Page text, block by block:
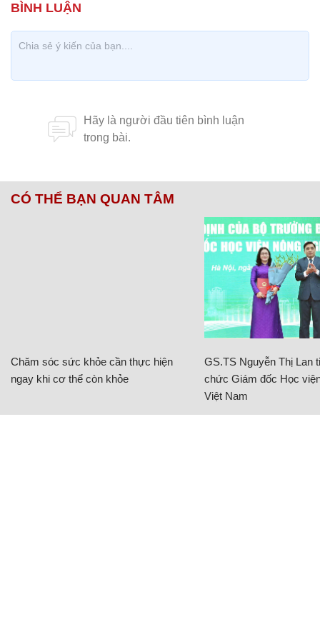
CÓ THỂ BẠN QUAN TÂM
Chăm sóc sức khỏe cần thực hiện
ngay khi cơ thể còn khỏe
GS.TS Nguyễn Thị Lan
chức Giám đốc Học
Việt Nam